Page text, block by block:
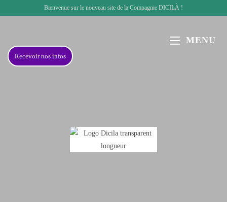
Bienvenue sur le nouveau site de la Compagnie DICILÀ !
MENU
Recevoir nos infos